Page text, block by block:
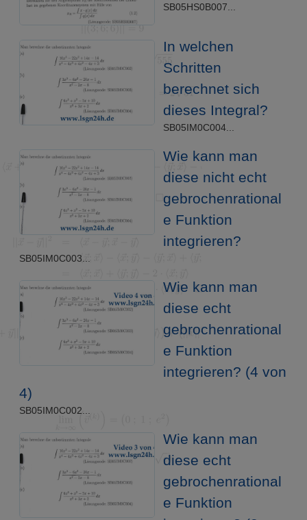
SB05HS0B007...
In welchen
Schritten
berechnet sich
dieses Integral?
SB05IM0C004...
Wie kann man
diese nicht echt
gebrochenrational
e Funktion
integrieren?
SB05IM0C003...
Wie kann man
diese echt
gebrochenrational
e Funktion
integrieren? (4 von
4)
SB05IM0C002...
Wie kann man
diese echt
gebrochenrational
e Funktion